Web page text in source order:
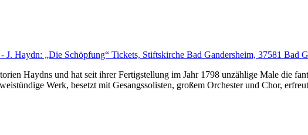
Haydn: „Die Schöpfung“ Tickets, Stiftskirche Bad Gandersheim, 37581 Bad
Haydns und hat seit ihrer Fertigstellung im Jahr 1798 unzählige Male die
Werk, besetzt mit Gesangssolisten, großem Orchester und Chor,